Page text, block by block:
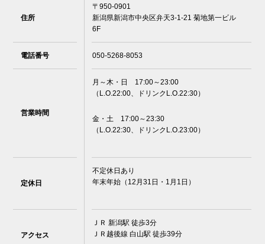
住所
〒950-0901
新潟県新潟市中央区弁天3-1-21 菊地第一ビル
6F
電話番号 050-5268-8053
営業時間
月～木・日 17:00～23:00
（L.O.22:00、ドリンクL.O.22:30）
金・土 17:00～23:30
（L.O.22:30、ドリンクL.O.23:00）
定休日
不定休日あり
年末年始（12月31日・1月1日）
アクセス
ＪＲ 新潟駅 徒歩3分
ＪＲ越後線 白山駅 徒歩39分